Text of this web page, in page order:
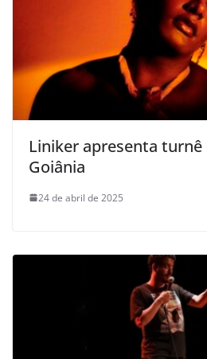
Liniker apresenta turnê
Goiânia
24 de abril de 2025